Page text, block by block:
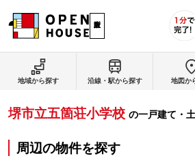
地域から探す 沿線・駅から探す 地図か
堺市立五箇荘小学校 の一戸建て・
周辺の物件を探す